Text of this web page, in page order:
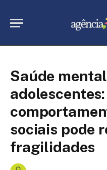
Saúde
sociais pode
fragilidades